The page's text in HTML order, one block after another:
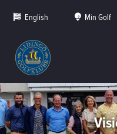
English Min Golf